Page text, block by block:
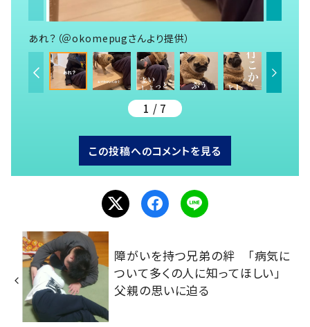
あれ？（＠okomepugさんより提供）
1 / 7
この投稿へのコメントを見る
障がいを持つ兄弟の絆 「病気に
ついて多くの人に知ってほしい」
父親の思いに迫る